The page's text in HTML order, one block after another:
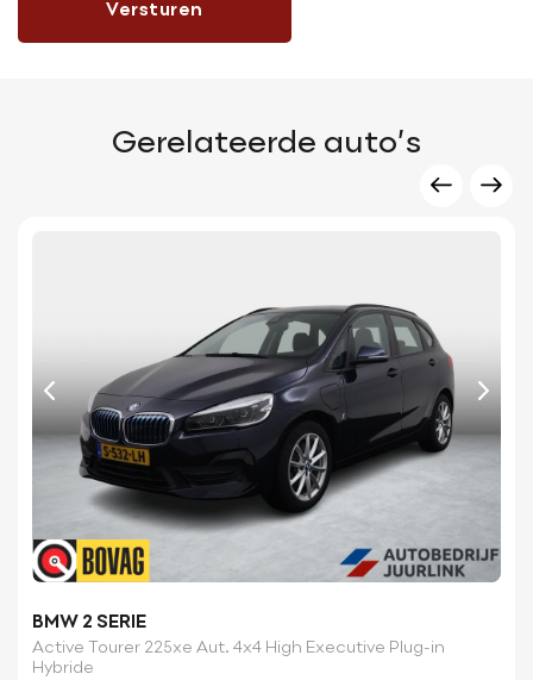
Versturen
Gerelateerde auto’s
BMW 2 SERIE
Active Tourer 225xe Aut. 4x4 High Executive Plug-in
Hybride